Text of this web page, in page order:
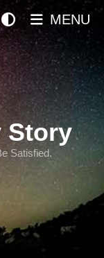
Story
Satisfied.
MENU